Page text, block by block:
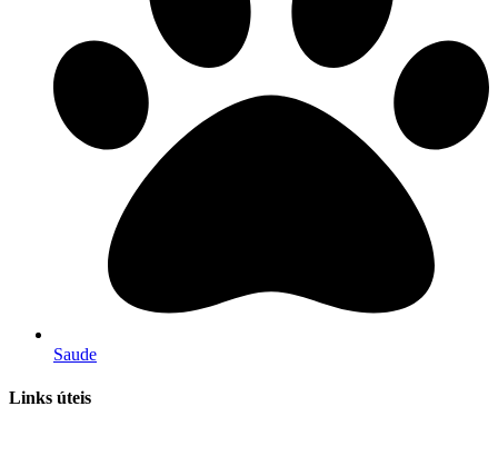
Saude
Links úteis